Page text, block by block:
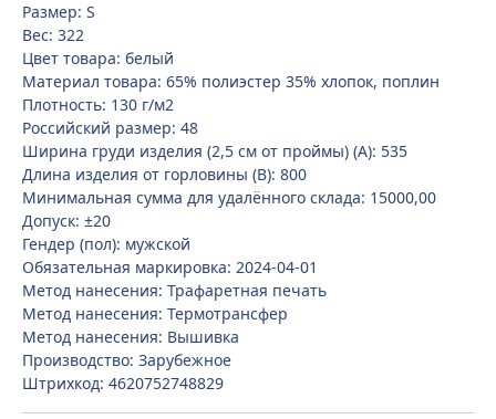
Размер: S
Вес: 322
Цвет товара: белый
Материал товара: 65% полиэстер 35% хлопок, поплин
Плотность: 130 г/м2
Российский размер: 48
Ширина груди изделия (2,5 см от проймы) (A): 535
Длина изделия от горловины (B): 800
Минимальная сумма для удалённого склада: 15000,00
Допуск: ±20
Гендер (пол): мужской
Обязательная маркировка: 2024-04-01
Метод нанесения: Трафаретная печать
Метод нанесения: Термотрансфер
Метод нанесения: Вышивка
Производство: Зарубежное
Штрихкод: 4620752748829